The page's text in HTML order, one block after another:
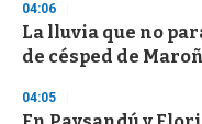
3
s
e
c
n
d
04:06
La lluvia que no
de césped de
04:05